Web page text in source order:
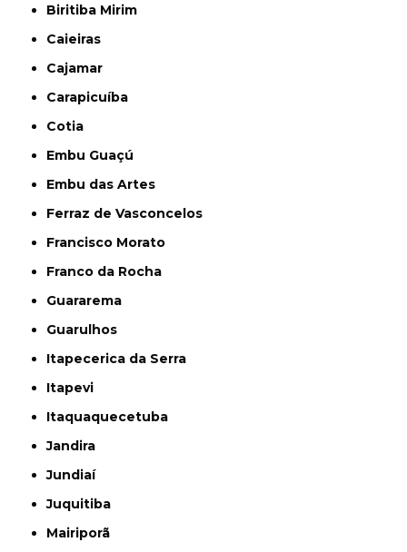
Biritiba Mirim
Caieiras
Cajamar
Carapicuíba
Cotia
Embu Guaçú
Embu das Artes
Ferraz de Vasconcelos
Francisco Morato
Franco da Rocha
Guararema
Guarulhos
Itapecerica da Serra
Itapevi
Itaquaquecetuba
Jandira
Jundiaí
Juquitiba
Mairiporã